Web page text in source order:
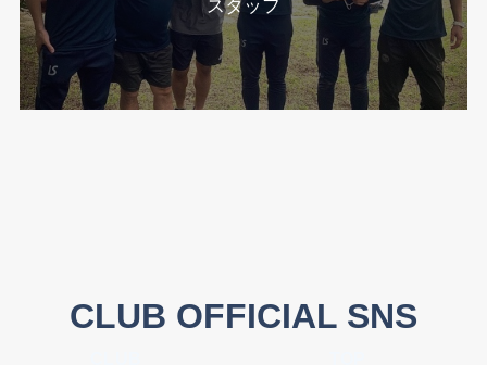
スタッフ
CLUB OFFICIAL SNS